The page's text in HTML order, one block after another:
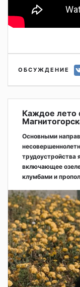
ОБСУЖДЕНИЕ
Каждое лето
Основными
трудоустройства
включающее
клумбами и